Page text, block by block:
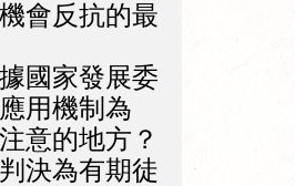
會反抗的最
國家發展委
用機制為
意的地方？
決為有期徒